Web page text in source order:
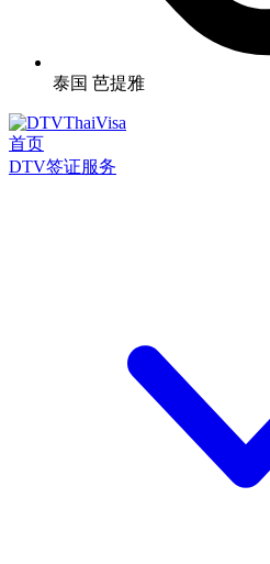
泰国 芭提雅
首页
DTV签证服务